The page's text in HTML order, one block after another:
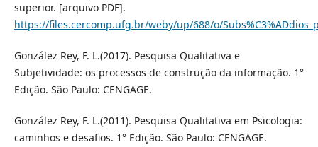
superior. [arquivo PDF].
https://files.cercomp.ufg.br/weby/up/688/o/
González Rey, F. L.(2017). Pesquisa Qualitativa e
Subjetividade: os processos de construção da informação. 1°
Edição. São Paulo: CENGAGE.
González Rey, F. L.(2011). Pesquisa Qualitativa em Psicologia:
caminhos e desafios. 1° Edição. São Paulo: CENGAGE.